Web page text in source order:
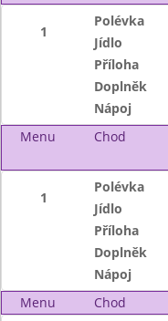
1
Polévka
Jídlo
Příloha
Doplněk
Nápoj
Menu
Chod
1
Polévka
Jídlo
Příloha
Doplněk
Nápoj
Menu
Chod